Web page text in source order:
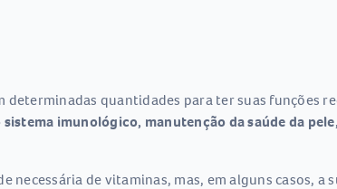
quantidades para ter suas funções
imunológico, manutenção da saúde da
de vitaminas, mas, em alguns casos, a